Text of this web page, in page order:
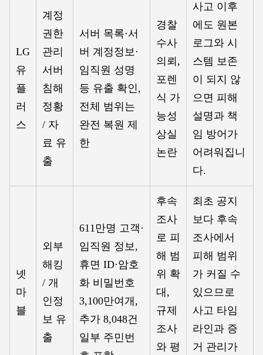
LG
유
플
러
스
계정
권한
관리
서버
침해
정황
/ 자
료 유
출
서버 목록·서
버 계정정보·
임직원 성명
등 유출 확인,
전체 범위는
완전 복원 제
한
경찰
수사
의뢰,
포렌
식 가
능성
상실
논란
사고 이후
에도 원본
로그와 시
스템 보존
이 되지 않
으면 피해
설명과 책
임 방어가
어려워집니
다.
넷
마
블
외부
해킹
/ 개
인정
보 유
출
611만명 고객·
임직원 정보,
휴면 ID·암호
화 비밀번호
3,100만여개,
추가 8,048건
일부 주민번
후속
조사
로 피
해 범
위 확
대,
규제
조사
와 평
최초 공지
보다 후속
조사에서
피해 범위
가 커질 수
있으므로
사고 타임
라인과 증
거 관리가